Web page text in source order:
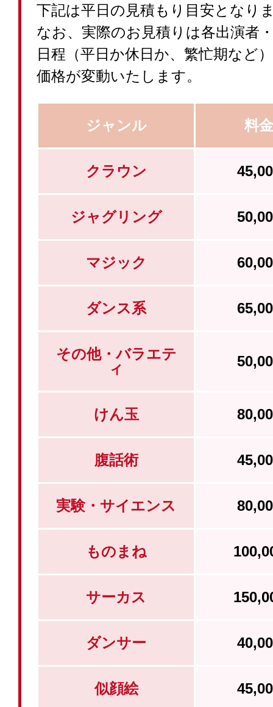
下記は平日の見積もり目安となり
なお、実際のお見積りは各出演者
日程（平日か休日か、繁忙期など
価格が変動いたします。
ジャンル 料
クラウン
ジャグリング
マジック
ダンス系
その他・バラエテ
ィ
けん玉
腹話術
実験・サイエンス
ものまね
サーカス
ダンサー
似顔絵